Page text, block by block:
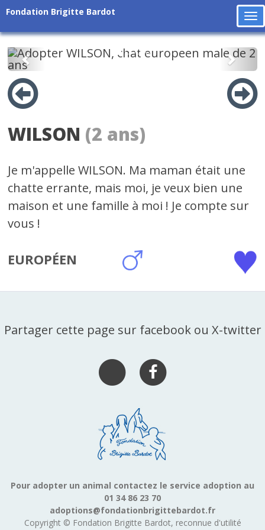
Fondation Brigitte Bardot
Précédent
WILSON (2 ans)
Je m'appelle WILSON. Ma maman était une
chatte errante, mais moi, je veux bien une
maison et une famille à moi ! Je compte sur
vous !
EUROPÉEN
Partager cette page sur facebook ou X-twitter
Pour adopter un animal contactez le service adoption au
01 34 86 23 70
adoptions@fondationbrigittebardot.fr
Copyright © Fondation Brigitte Bardot, reconnue d'utilité